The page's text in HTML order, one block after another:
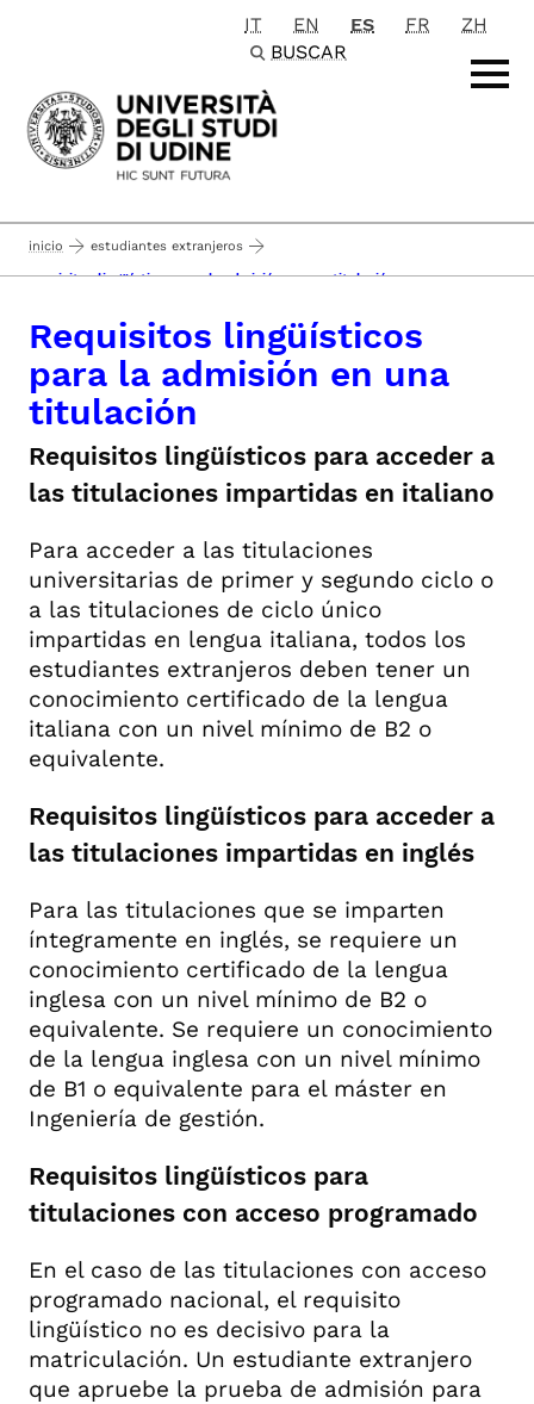
Passa al contenuto principale
IT EN ES FR
ZH
BUSCAR
inicio estudiantes extranjeros
requisitos lingüísticos para la admisión en una titulación
Requisitos lingüísticos
para la admisión en una
titulación
Requisitos lingüísticos para acceder a
las titulaciones impartidas en italiano
Para acceder a las titulaciones
universitarias de primer y segundo ciclo o
a las titulaciones de ciclo único
impartidas en lengua italiana, todos los
estudiantes extranjeros deben tener un
conocimiento certificado de la lengua
italiana con un nivel mínimo de B2 o
equivalente.
Requisitos lingüísticos para acceder a
las titulaciones impartidas en inglés
Para las titulaciones que se imparten
íntegramente en inglés, se requiere un
conocimiento certificado de la lengua
inglesa con un nivel mínimo de B2 o
equivalente. Se requiere un conocimiento
de la lengua inglesa con un nivel mínimo
de B1 o equivalente para el máster en
Ingeniería de gestión.
Requisitos lingüísticos para
titulaciones con acceso programado
En el caso de las titulaciones con acceso
programado nacional, el requisito
lingüístico no es decisivo para la
matriculación. Un estudiante extranjero
que apruebe la prueba de admisión para